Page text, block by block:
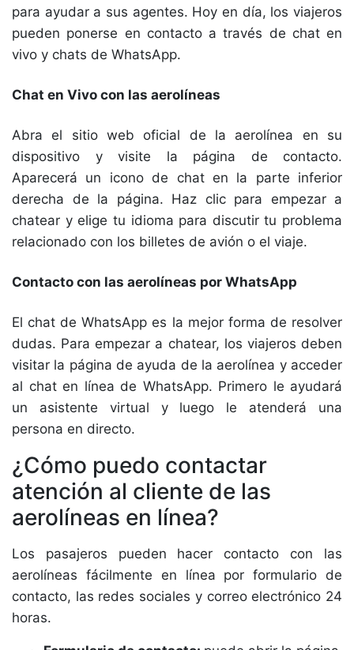
para ayudar a sus agentes. Hoy en día, los viajeros
pueden ponerse en contacto a través de chat en
vivo y chats de WhatsApp.
Chat en Vivo con las aerolíneas
Abra el sitio web oficial de la aerolínea en su
dispositivo y visite la página de contacto.
Aparecerá un icono de chat en la parte inferior
derecha de la página. Haz clic para empezar a
chatear y elige tu idioma para discutir tu problema
relacionado con los billetes de avión o el viaje.
Contacto con las aerolíneas por WhatsApp
El chat de WhatsApp es la mejor forma de resolver
dudas. Para empezar a chatear, los viajeros deben
visitar la página de ayuda de la aerolínea y acceder
al chat en línea de WhatsApp. Primero le ayudará
un asistente virtual y luego le atenderá una
persona en directo.
¿Cómo puedo contactar
atención al cliente de las
aerolíneas en línea?
Los pasajeros pueden hacer contacto con las
aerolíneas fácilmente en línea por formulario de
contacto, las redes sociales y correo electrónico 24
horas.